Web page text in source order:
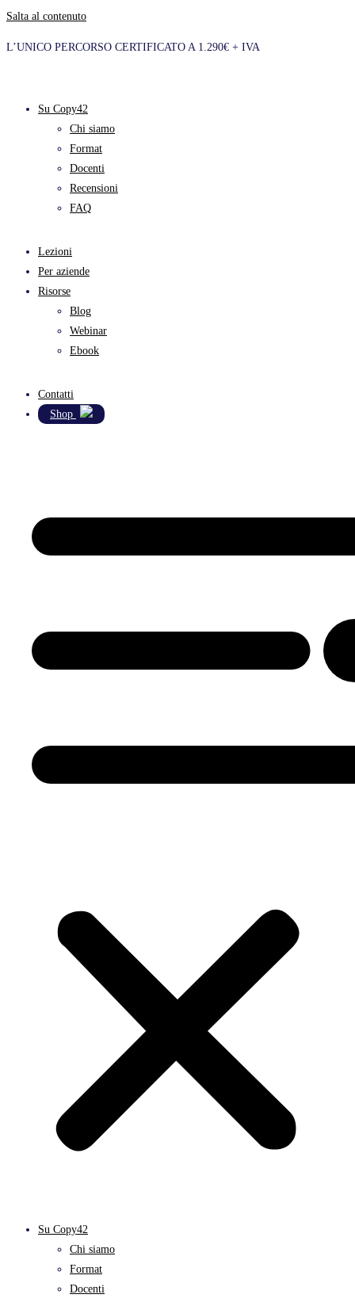
Salta al contenuto
L’UNICO PERCORSO CERTIFICATO A 1.290€ + IVA
Su Copy42
Chi siamo
Format
Docenti
Recensioni
FAQ
Lezioni
Per aziende
Risorse
Blog
Webinar
Ebook
Contatti
Shop
Su Copy42
Chi siamo
Format
Docenti